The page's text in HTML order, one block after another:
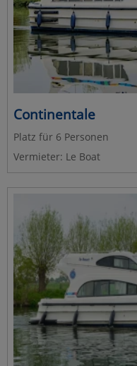
Continentale
Platz für 6 Personen
Vermieter: Le Boat